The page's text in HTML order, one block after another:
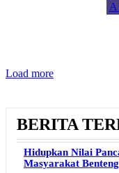
Load more
BERITA
Hidupkan Nilai
Masyarakat